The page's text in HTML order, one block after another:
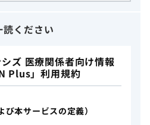
ください
ズ 医療関係者向け情報
Plus」利用規約
本サービスの定義）